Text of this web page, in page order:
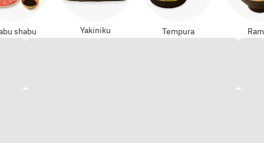
shabu Yakiniku Tempura